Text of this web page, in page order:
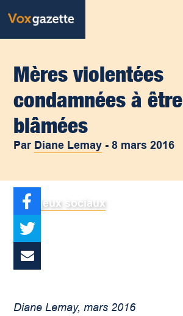
Mères violentées
condamnées à être
blâmées
Par Diane Lemay -8 mars 2016
Enjeux sociaux
Diane Lemay, mars 2016